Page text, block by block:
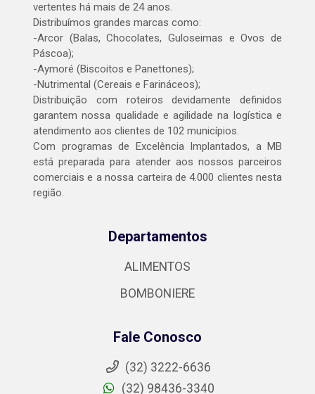
vertentes há mais de 24 anos.
Distribuímos grandes marcas como:
-Arcor (Balas, Chocolates, Guloseimas e Ovos de
Páscoa);
-Aymoré (Biscoitos e Panettones);
-Nutrimental (Cereais e Farináceos);
Distribuição com roteiros devidamente definidos
garantem nossa qualidade e agilidade na logística e
atendimento aos clientes de 102 municípios.
Com programas de Excelência Implantados, a MB
está preparada para atender aos nossos parceiros
comerciais e a nossa carteira de 4.000 clientes nesta
região.
Departamentos
ALIMENTOS
BOMBONIERE
Fale Conosco
(32) 3222-6636
(32) 98436-3340